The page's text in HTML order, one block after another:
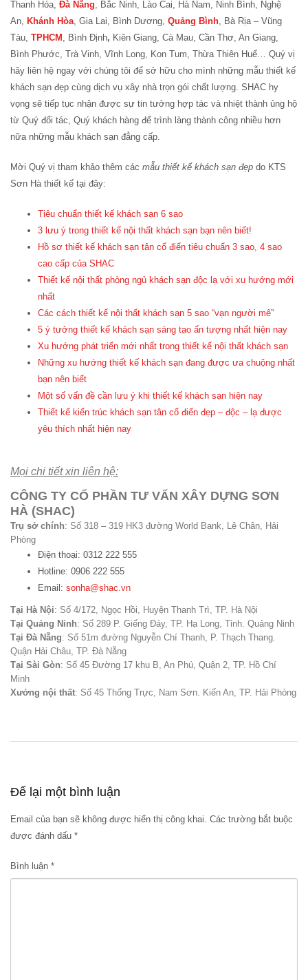
Thanh Hóa, Đà Nẵng, Bắc Ninh, Lào Cai, Hà Nam, Ninh Bình, Nghệ
An, Khánh Hòa, Gia Lai, Bình Dương, Quảng Bình, Bà Rịa – Vũng
Tàu, TPHCM , Bình Định, Kiên Giang, Cà Mau, Cần Thơ, An Giang,
Bình Phước, Trà Vinh, Vĩnh Long, Kon Tum, Thừa Thiên Huế… Quý vị
hãy liên hệ ngay với chúng tôi để sở hữu cho mình những mẫu thiết kế
khách sạn đẹp cùng dịch vụ xây nhà trọn gói chất lượng. SHAC hy
vọng sẽ tiếp tục nhận được sự tin tưởng hợp tác và nhiệt thành ủng hộ
từ Quý đối tác, Quý khách hàng để trình làng thành công nhiều hơn
nữa những mẫu khách sạn đẳng cấp.
Mời Quý vị tham khảo thêm các mẫu thiết kế khách sạn đẹp do KTS
Sơn Hà thiết kế tại đây:
Tiêu chuẩn thiết kế khách sạn 6 sao
3 lưu ý trong thiết kế nội thất khách sạn bạn nên biết!
Hồ sơ thiết kế khách sạn tân cổ điển tiêu chuẩn 3 sao, 4 sao
cao cấp của SHAC
Thiết kế nội thất phòng ngủ khách sạn độc lạ với xu hướng mới
nhất
Các cách thiết kế nội thất khách sạn 5 sao “vạn người mê”
5 ý tưởng thiết kế khách sạn sáng tạo ấn tượng nhất hiện nay
Xu hướng phát triển mới nhất trong thiết kế nội thất khách sạn
Những xu hướng thiết kế khách sạn đang được ưa chuộng nhất
bạn nên biết
Một số vấn đề cần lưu ý khi thiết kế khách sạn hiện nay
Thiết kế kiến trúc khách sạn tân cổ điển đẹp – độc – lạ được
yêu thích nhất hiện nay
Mọi chi tiết xin liên hệ:
CÔNG TY CỔ PHẦN TƯ VẤN XÂY DỰNG SƠN
HÀ (SHAC)
Trụ sở chính: Số 318 – 319 HK3 đường World Bank, Lê Chân, Hải
Phòng
Điện thoại: 0312 222 555
Hotline: 0906 222 555
Email: sonha@shac.vn
Tại Hà Nội: Số 4/172, Ngọc Hồi, Huyện Thanh Trì, TP. Hà Nội
Tại Quảng Ninh: Số 289 P. Giếng Đáy, TP. Hạ Long, Tỉnh. Quảng Ninh
Tại Đà Nẵng: Số 51m đường Nguyễn Chí Thanh, P. Thạch Thang.
Quận Hải Châu, TP. Đà Nẵng
Tại Sài Gòn: Số 45 Đường 17 khu B, An Phú, Quận 2, TP. Hồ Chí
Minh
Xưởng nội thất: Số 45 Thống Trực, Nam Sơn. Kiến An, TP. Hải Phòng
Để lại một bình luận
Email của bạn sẽ không được hiển thị công khai. Các trường bắt buộc
được đánh dấu *
Bình luận *